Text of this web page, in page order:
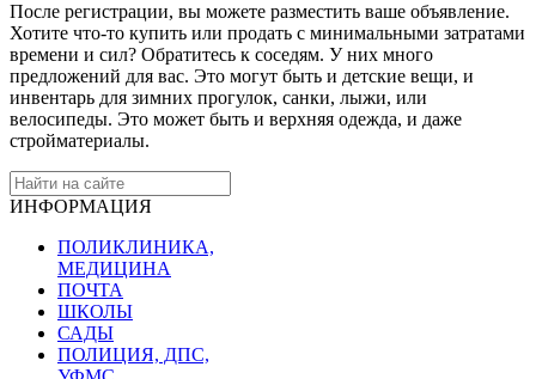
После регистрации, вы можете разместить ваше объявление.
Хотите что-то купить или продать с минимальными затратами
времени и сил? Обратитесь к соседям. У них много
предложений для вас. Это могут быть и детские вещи, и
инвентарь для зимних прогулок, санки, лыжи, или
велосипеды. Это может быть и верхняя одежда, и даже
стройматериалы.
ИНФОРМАЦИЯ
ПОЛИКЛИНИКА,
МЕДИЦИНА
ПОЧТА
ШКОЛЫ
САДЫ
ПОЛИЦИЯ, ДПС,